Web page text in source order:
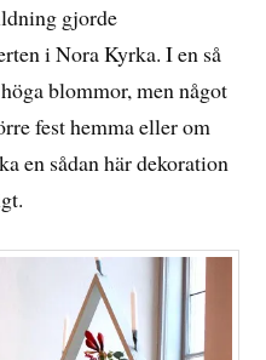
gjorde
i Nora Kyrka. I en så
blommor, men något
fest hemma eller om
en sådan här dekoration